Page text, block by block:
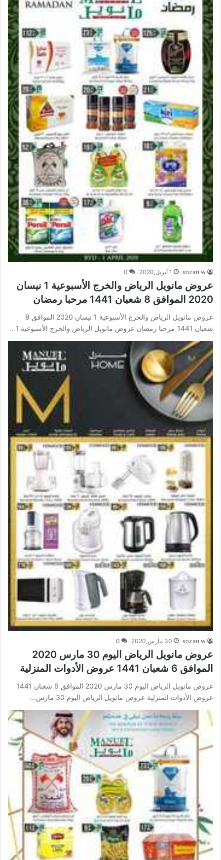
sozan w 1 أبريل,2020 0
عروض مانويل الرياض والخرج الأسبوعية 1 نيسان
2020 الموافق 8 شعبان 1441 مرحبا رمضان
عروض مانويل الرياض والخرج الأسبوعية 1 نيسان 2020 الموافق 8
شعبان 1441 مرحبا رمضان عروض مانويل الرياض والخرج الأسبوعية 1…
sozan w 30 مارس,2020 0
عروض مانويل الرياض اليوم 30 مارس 2020
الموافق 6 شعبان 1441 عروض الأدوات المنزلية
عروض مانويل الرياض اليوم 30 مارس 2020 الموافق 6 شعبان 1441
عروض الأدوات المنزلية عروض مانويل الرياض اليوم 30 مارس…